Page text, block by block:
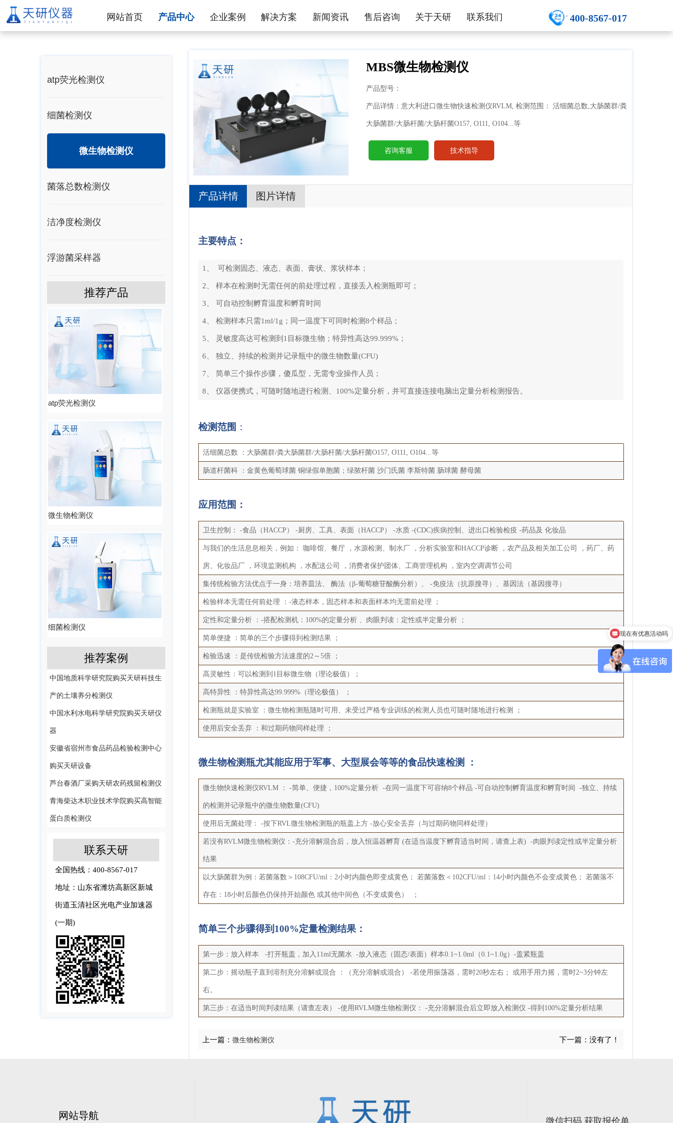
网站首页 产品中心 企业案例 解决方案 新闻资讯 售后咨询 关于天研 联系我们 400-8567-017
atp荧光检测仪
细菌检测仪
微生物检测仪
菌落总数检测仪
洁净度检测仪
浮游菌采样器
推荐产品
atp荧光检测仪
微生物检测仪
细菌检测仪
推荐案例
中国地质科学研究院购买天研科技生
产的土壤养分检测仪
中国水利水电科学研究院购买天研仪
器
安徽省宿州市食品药品检验检测中心
购买天研设备
芦台春酒厂采购天研农药残留检测仪
青海柴达木职业技术学院购买高智能
蛋白质检测仪
联系天研
全国热线：400-8567-017
地址：山东省潍坊高新区新城
街道玉清社区光电产业加速器
(一期)
MBS微生物检测仪
产品型号：
产品详情：意大利进口微生物快速检测仪RVLM, 检测范围： 活细菌总数,大肠菌群/粪
大肠菌群/大肠杆菌/大肠杆菌O157, O111, O104...等
咨询客服 技术指导
产品详情 图片详情
主要特点：
1、 可检测固态、液态、表面、膏状、浆状样本；
2、 样本在检测时无需任何的前处理过程，直接丢入检测瓶即可；
3、 可自动控制孵育温度和孵育时间
4、 检测样本只需1ml/1g；同一温度下可同时检测8个样品；
5、 灵敏度高达可检测到1目标微生物；特异性高达99.999%；
6、 独立、持续的检测并记录瓶中的微生物数量(CFU)
7、 简单三个操作步骤，傻瓜型，无需专业操作人员；
8、 仪器便携式，可随时随地进行检测、100%定量分析，并可直接连接电脑出定量分析检测报告。
检测范围 ：
活细菌总数 ：大肠菌群/粪大肠菌群/大肠杆菌/大肠杆菌O157, O111, O104...等
肠道杆菌科 ：金黄色葡萄球菌 铜绿假单胞菌；绿脓杆菌 沙门氏菌 李斯特菌 肠球菌 酵母菌
应用范围：
卫生控制： -食品（HACCP） -厨房、工具、表面（HACCP） -水质 -(CDC)疾病控制、进出口检验检疫 -药品及 化妆品
与我们的生活息息相关，例如： 咖啡馆、餐厅 ，水源检测、制水厂 ，分析实验室和HACCP诊断 ，农产品及相关加工公司 ，药厂、药
房、化妆品厂 ，环境监测机构 ，水配送公司 ，消费者保护团体、工商管理机构 ，室内空调调节公司
集传统检验方法优点于一身：培养皿法、 酶法（β-葡萄糖苷酸酶分析）、 -免疫法（抗原搜寻）、基因法（基因搜寻）
检验样本无需任何前处理 ：-液态样本，固态样本和表面样本均无需前处理 ；
定性和定量分析 ：-搭配检测机：100%的定量分析 、肉眼判读：定性或半定量分析 ；
简单便捷 ：简单的三个步骤得到检测结果 ；
检验迅速 ：是传统检验方法速度的2～5倍 ；
高灵敏性：可以检测到1目标微生物（理论极值）；
高特异性 ：特异性高达99.999%（理论极值） ；
检测瓶就是实验室 ：微生物检测瓶随时可用、未受过严格专业训练的检测人员也可随时随地进行检测 ；
使用后安全丢弃 ：和过期药物同样处理 ；
微生物检测瓶尤其能应用于军事、大型展会等等的食品快速检测 ：
微生物快速检测仪RVLM ： -简单、便捷，100%定量分析 -在同一温度下可容纳8个样品 -可自动控制孵育温度和孵育时间 -独立、持续
的检测并记录瓶中的微生物数量(CFU)
使用后无菌处理： -按下RVL微生物检测瓶的瓶盖上方 -放心安全丢弃（与过期药物同样处理）
若没有RVLM微生物检测仪：-充分溶解混合后，放入恒温器孵育 (在适当温度下孵育适当时间，请查上表) -肉眼判读定性或半定量分析
结果
以大肠菌群为例：若菌落数＞108CFU/ml：2小时内颜色即变成黄色； 若菌落数＜102CFU/ml：14小时内颜色不会变成黄色； 若菌落不
存在：18小时后颜色仍保持开始颜色 或其他中间色（不变成黄色） ；
简单三个步骤得到100%定量检测结果：
第一步：放入样本 -打开瓶盖，加入11ml无菌水 -放入液态（固态/表面）样本0.1~1.0ml（0.1~1.0g）-盖紧瓶盖
第二步：摇动瓶子直到溶剂充分溶解或混合 ：（充分溶解或混合） -若使用振荡器，需时20秒左右； 或用手用力摇，需时2~3分钟左
右。
第三步：在适当时间判读结果（请查左表） -使用RVLM微生物检测仪： -充分溶解混合后立即放入检测仪 -得到100%定量分析结果
上一篇：微生物检测仪 下一篇：没有了！
网站导航
现在有优惠活动吗